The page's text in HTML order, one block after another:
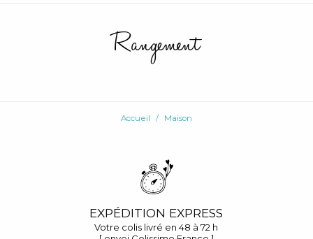
Rangement
Accueil Maison
EXPÉDITION EXPRESS
Votre colis livré en 48 à 72 h